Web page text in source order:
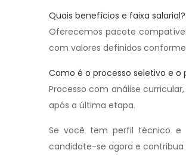
Quais benefícios e faixa salarial?
Oferecemos pacote
com valores definidos
Como é o processo seletivo e o
Processo com análise
após a última etapa.
Se você tem perfil técnico e
candidate-se agora e contribua